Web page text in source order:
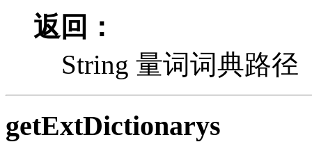
返回：
String 量词词典路径
getExtDictionarys